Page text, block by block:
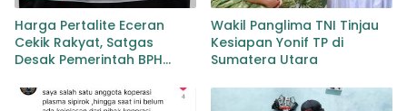
Harga Pertalite Eceran
Cekik Rakyat, Satgas
Desak Pemerintah BPH
Wakil Panglima TNI Tinjau
Kesiapan Yonif TP di
Sumatera Utara